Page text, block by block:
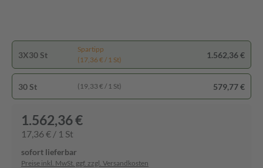
3X30 St
Spartipp
(17,36 € / 1 St)
1.562,36 €
30 St (19,33 € / 1 St) 579,77 €
1.562,36 €
17,36 € / 1 St
sofort lieferbar
Preise inkl. MwSt. ggf. zzgl. Versandkosten